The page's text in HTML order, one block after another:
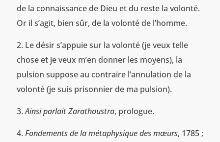
de la connaissance de Dieu et du reste la volonté.
Or il s’agit, bien sûr, de la volonté de l’homme.
Le désir s’appuie sur la volonté (je veux telle
chose et je veux m’en donner les moyens), la
pulsion suppose au contraire l’annulation de la
volonté (je suis prisonnier de ma pulsion).
Ainsi parlait Zarathoustra, prologue.
Fondements de la métaphysique des mœurs, 1785 ;